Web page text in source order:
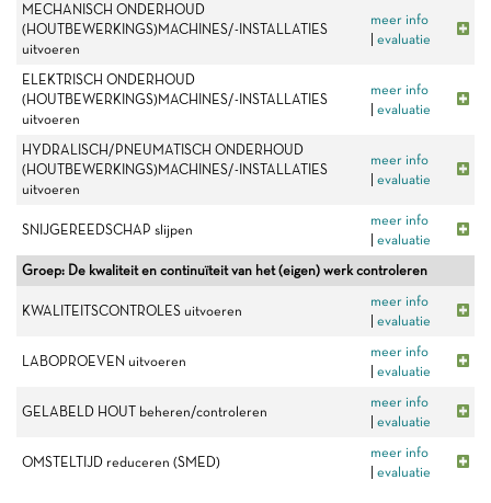
MECHANISCH ONDERHOUD
(HOUTBEWERKINGS)MACHINES/-INSTALLATIES
uitvoeren
meer info
evaluatie
ELEKTRISCH ONDERHOUD
(HOUTBEWERKINGS)MACHINES/-INSTALLATIES
uitvoeren
meer info
evaluatie
HYDRALISCH/PNEUMATISCH ONDERHOUD
(HOUTBEWERKINGS)MACHINES/-INSTALLATIES
uitvoeren
meer info
evaluatie
SNIJGEREEDSCHAP slijpen
meer info
evaluatie
Groep: De kwaliteit en continuïteit van het (eigen) werk controleren
KWALITEITSCONTROLES uitvoeren
meer info
evaluatie
LABOPROEVEN uitvoeren
meer info
evaluatie
GELABELD HOUT beheren/controleren
meer info
evaluatie
OMSTELTIJD reduceren (SMED)
meer info
evaluatie